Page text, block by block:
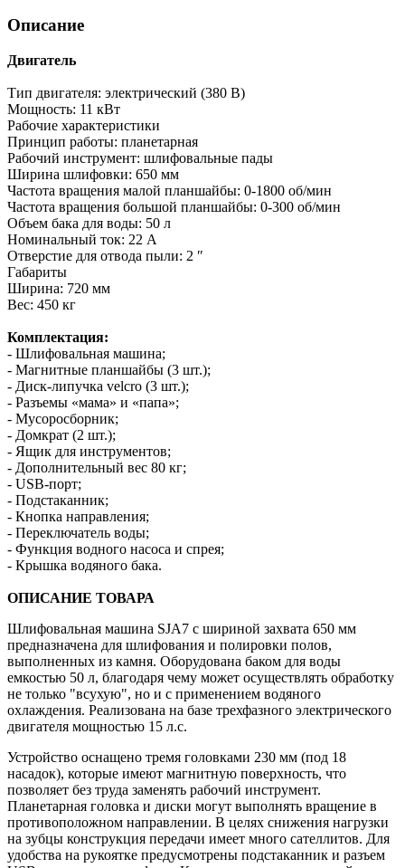
Описание
Двигатель
Тип двигателя: электрический (380 В)
Мощность: 11 кВт
Рабочие характеристики
Принцип работы: планетарная
Рабочий инструмент: шлифовальные пады
Ширина шлифовки: 650 мм
Частота вращения малой планшайбы: 0-1800 об/мин
Частота вращения большой планшайбы: 0-300 об/мин
Объем бака для воды: 50 л
Номинальный ток: 22 А
Отверстие для отвода пыли: 2 ″
Габариты
Ширина: 720 мм
Вес: 450 кг
Комплектация:
- Шлифовальная машина;
- Магнитные планшайбы (3 шт.);
- Диск-липучка velcro (3 шт.);
- Разъемы «мама» и «папа»;
- Мусоросборник;
- Домкрат (2 шт.);
- Ящик для инструментов;
- Дополнительный вес 80 кг;
- USB-порт;
- Подстаканник;
- Кнопка направления;
- Переключатель воды;
- Функция водного насоса и спрея;
- Крышка водяного бака.
ОПИСАНИЕ ТОВАРА
Шлифовальная машина SJA7 с шириной захвата 650 мм
предназначена для шлифования и полировки полов,
выполненных из камня. Оборудована баком для воды
емкостью 50 л, благодаря чему может осуществлять обработку
не только "всухую", но и с применением водяного
охлаждения. Реализована на базе трехфазного электрического
двигателя мощностью 15 л.с.
Устройство оснащено тремя головками 230 мм (под 18
насадок), которые имеют магнитную поверхность, что
позволяет без труда заменять рабочий инструмент.
Планетарная головка и диски могут выполнять вращение в
противоположном направлении. В целях снижения нагрузки
на зубцы конструкция передачи имеет много сателлитов. Для
удобства на рукоятке предусмотрены подстаканник и разъем